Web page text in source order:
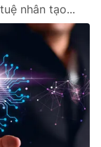
nhân tạo...